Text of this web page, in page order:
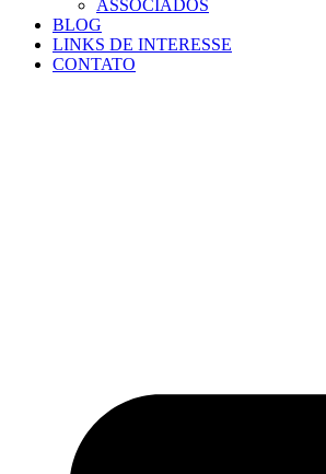
ASSOCIADOS
BLOG
LINKS DE INTERESSE
CONTATO